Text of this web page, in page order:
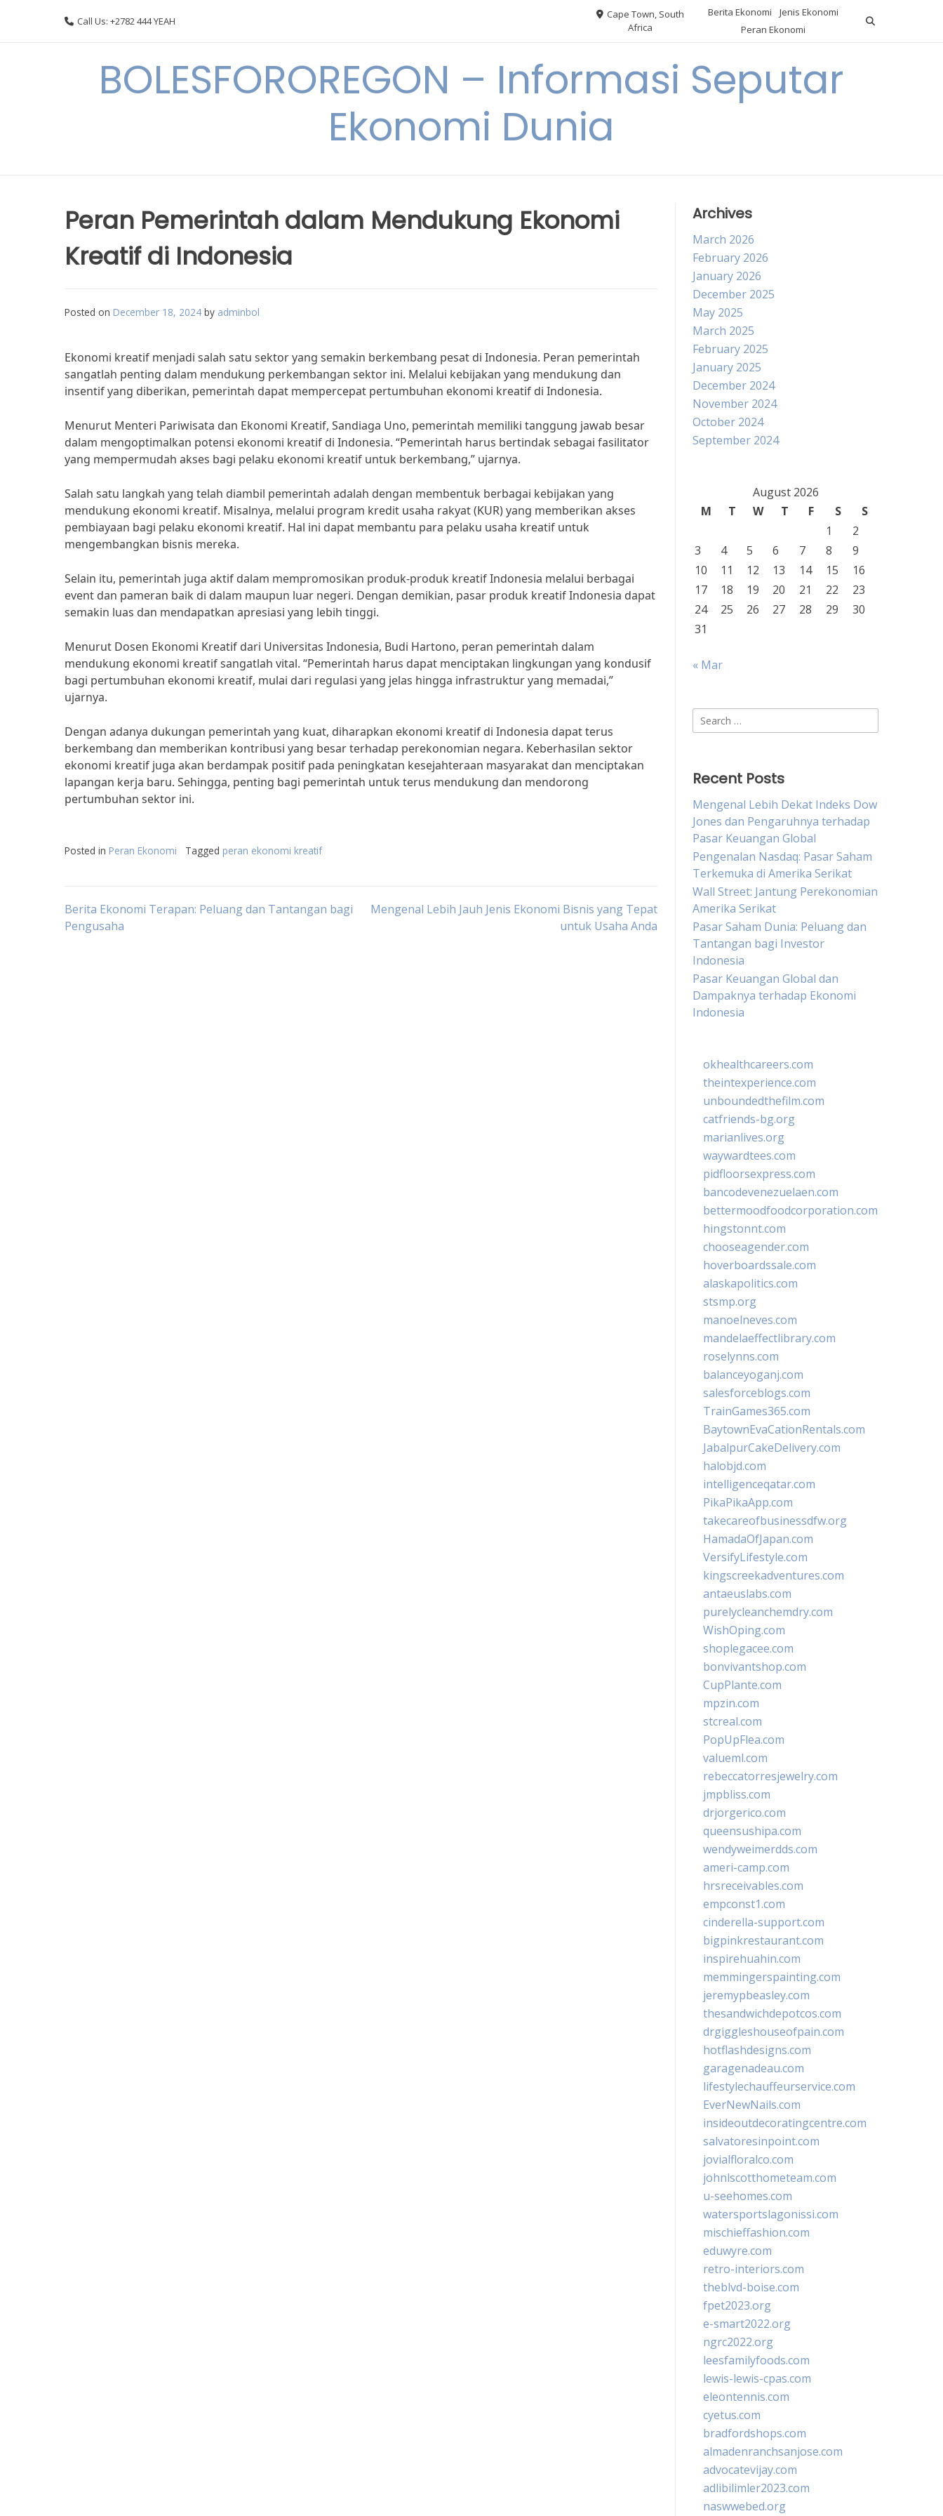
Call Us: +2782 444 YEAH
Cape Town, South
Africa
Berita Ekonomi
Jenis Ekonomi
Peran Ekonomi
BOLESFOROREGON – Informasi Seputar
Ekonomi Dunia
Peran Pemerintah dalam Mendukung Ekonomi
Kreatif di Indonesia
Posted on December 18, 2024 by adminbol
Ekonomi kreatif menjadi salah satu sektor yang semakin berkembang pesat di Indonesia. Peran pemerintah
sangatlah penting dalam mendukung perkembangan sektor ini. Melalui kebijakan yang mendukung dan
insentif yang diberikan, pemerintah dapat mempercepat pertumbuhan ekonomi kreatif di Indonesia.
Menurut Menteri Pariwisata dan Ekonomi Kreatif, Sandiaga Uno, pemerintah memiliki tanggung jawab besar
dalam mengoptimalkan potensi ekonomi kreatif di Indonesia. “Pemerintah harus bertindak sebagai fasilitator
yang mempermudah akses bagi pelaku ekonomi kreatif untuk berkembang,” ujarnya.
Salah satu langkah yang telah diambil pemerintah adalah dengan membentuk berbagai kebijakan yang
mendukung ekonomi kreatif. Misalnya, melalui program kredit usaha rakyat (KUR) yang memberikan akses
pembiayaan bagi pelaku ekonomi kreatif. Hal ini dapat membantu para pelaku usaha kreatif untuk
mengembangkan bisnis mereka.
Selain itu, pemerintah juga aktif dalam mempromosikan produk-produk kreatif Indonesia melalui berbagai
event dan pameran baik di dalam maupun luar negeri. Dengan demikian, pasar produk kreatif Indonesia dapat
semakin luas dan mendapatkan apresiasi yang lebih tinggi.
Menurut Dosen Ekonomi Kreatif dari Universitas Indonesia, Budi Hartono, peran pemerintah dalam
mendukung ekonomi kreatif sangatlah vital. “Pemerintah harus dapat menciptakan lingkungan yang kondusif
bagi pertumbuhan ekonomi kreatif, mulai dari regulasi yang jelas hingga infrastruktur yang memadai,”
ujarnya.
Dengan adanya dukungan pemerintah yang kuat, diharapkan ekonomi kreatif di Indonesia dapat terus
berkembang dan memberikan kontribusi yang besar terhadap perekonomian negara. Keberhasilan sektor
ekonomi kreatif juga akan berdampak positif pada peningkatan kesejahteraan masyarakat dan menciptakan
lapangan kerja baru. Sehingga, penting bagi pemerintah untuk terus mendukung dan mendorong
pertumbuhan sektor ini.
Posted in Peran Ekonomi Tagged peran ekonomi kreatif
Post
Berita Ekonomi Terapan: Peluang dan Tantangan bagi
Pengusaha
Mengenal Lebih Jauh Jenis Ekonomi Bisnis yang Tepat
untuk Usaha Anda
Archives
March 2026
February 2026
January 2026
December 2025
May 2025
March 2025
February 2025
January 2025
December 2024
November 2024
October 2024
September 2024
August 2026
M
T W T F S
S
1
2
3
4 5 6 7 8
9
10
11 12 13 14 15
16
17
18 19 20 21 22
23
24
25 26 27 28 29
30
31
« Mar
Search
for:
Recent Posts
Mengenal Lebih Dekat Indeks Dow
Jones dan Pengaruhnya terhadap
Pasar Keuangan Global
Pengenalan Nasdaq: Pasar Saham
Terkemuka di Amerika Serikat
Wall Street: Jantung Perekonomian
Amerika Serikat
Pasar Saham Dunia: Peluang dan
Tantangan bagi Investor
Indonesia
Pasar Keuangan Global dan
Dampaknya terhadap Ekonomi
Indonesia
okhealthcareers.com
theintexperience.com
unboundedthefilm.com
catfriends-bg.org
marianlives.org
waywardtees.com
pidfloorsexpress.com
bancodevenezuelaen.com
bettermoodfoodcorporation.com
hingstonnt.com
chooseagender.com
hoverboardssale.com
alaskapolitics.com
stsmp.org
manoelneves.com
mandelaeffectlibrary.com
roselynns.com
balanceyoganj.com
salesforceblogs.com
TrainGames365.com
BaytownEvaCationRentals.com
JabalpurCakeDelivery.com
halobjd.com
intelligenceqatar.com
PikaPikaApp.com
takecareofbusinessdfw.org
HamadaOfJapan.com
VersifyLifestyle.com
kingscreekadventures.com
antaeuslabs.com
purelycleanchemdry.com
WishOping.com
shoplegacee.com
bonvivantshop.com
CupPlante.com
mpzin.com
stcreal.com
PopUpFlea.com
valueml.com
rebeccatorresjewelry.com
jmpbliss.com
drjorgerico.com
queensushipa.com
wendyweimerdds.com
ameri-camp.com
hrsreceivables.com
empconst1.com
cinderella-support.com
bigpinkrestaurant.com
inspirehuahin.com
memmingerspainting.com
jeremypbeasley.com
thesandwichdepotcos.com
drgiggleshouseofpain.com
hotflashdesigns.com
garagenadeau.com
lifestylechauffeurservice.com
EverNewNails.com
insideoutdecoratingcentre.com
salvatoresinpoint.com
jovialfloralco.com
johnlscotthometeam.com
u-seehomes.com
watersportslagonissi.com
mischieffashion.com
eduwyre.com
retro-interiors.com
theblvd-boise.com
fpet2023.org
e-smart2022.org
ngrc2022.org
leesfamilyfoods.com
lewis-lewis-cpas.com
eleontennis.com
cyetus.com
bradfordshops.com
almadenranchsanjose.com
advocatevijay.com
adlibilimler2023.com
naswwebed.org